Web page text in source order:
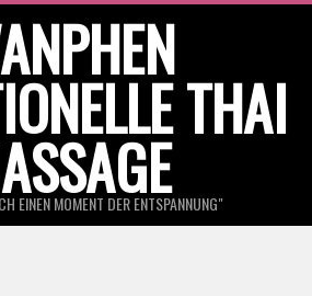
THAI
EINEN MOMENT DER ENTSPANNUNG"